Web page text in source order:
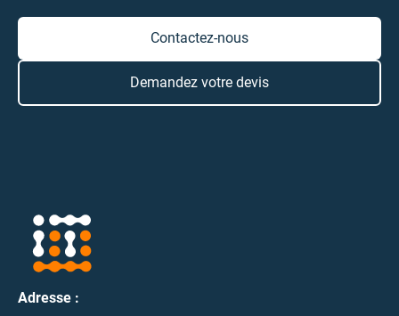
Contactez-nous
Demandez votre devis
Adresse :